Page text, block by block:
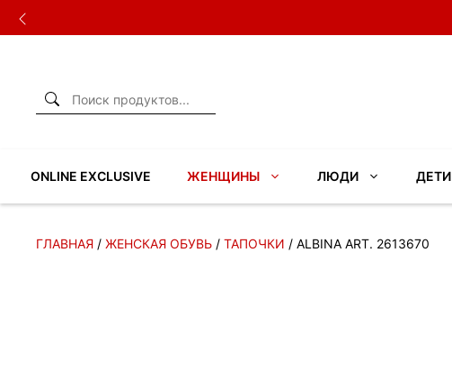
Перейти
к
ONLINE EXCLUSIVE ЖЕНЩИНЫ ЛЮДИ ДЕТИ
ГЛАВНАЯ / ЖЕНСКАЯ ОБУВЬ / ТАПОЧКИ / ALBINA ART. 2613670